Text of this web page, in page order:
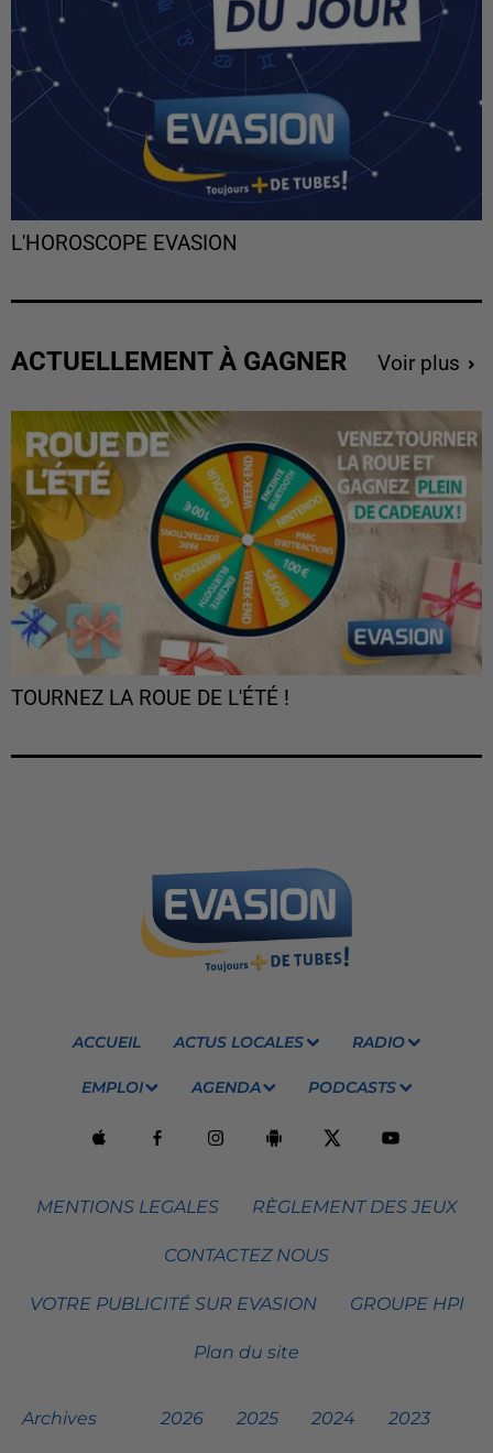
L'HOROSCOPE EVASION
ACTUELLEMENT À GAGNER Voir plus
TOURNEZ LA ROUE DE L'ÉTÉ !
ACCUEIL ACTUS LOCALES RADIO
EMPLOI AGENDA PODCASTS
MENTIONS LEGALES RÈGLEMENT DES JEUX
CONTACTEZ NOUS
VOTRE PUBLICITÉ SUR EVASION GROUPE HPI
Plan du site
Archives 2026 2025 2024 2023